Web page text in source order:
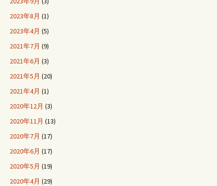
2023年8月 (1)
2023年4月 (5)
2021年7月 (9)
2021年6月 (3)
2021年5月 (20)
2021年4月 (1)
2020年12月 (3)
2020年11月 (13)
2020年7月 (17)
2020年6月 (17)
2020年5月 (19)
2020年4月 (29)